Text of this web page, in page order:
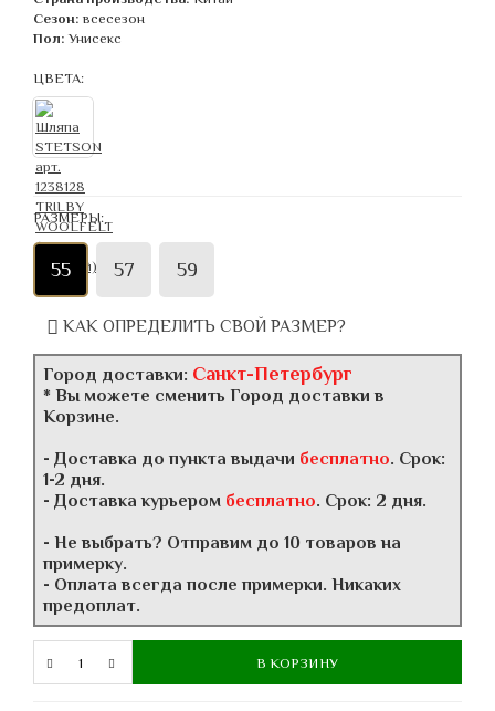
Сезон: всесезон
Пол: Унисекс
ЦВЕТА:
РАЗМЕРЫ:
55 57 59
КАК ОПРЕДЕЛИТЬ СВОЙ РАЗМЕР?
Город доставки: Санкт-Петербург
* Вы можете сменить Город доставки в
Корзине.
- Доставка до пункта выдачи бесплатно. Срок:
1-2 дня.
- Доставка курьером бесплатно. Срок: 2 дня.
- Не выбрать? Отправим до 10 товаров на
примерку.
- Оплата всегда после примерки. Никаких
предоплат.
В КОРЗИНУ